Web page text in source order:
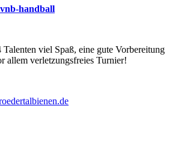
handball
viel Spaß, eine gute Vorbereitung
allem verletzungsfreies Turnier!